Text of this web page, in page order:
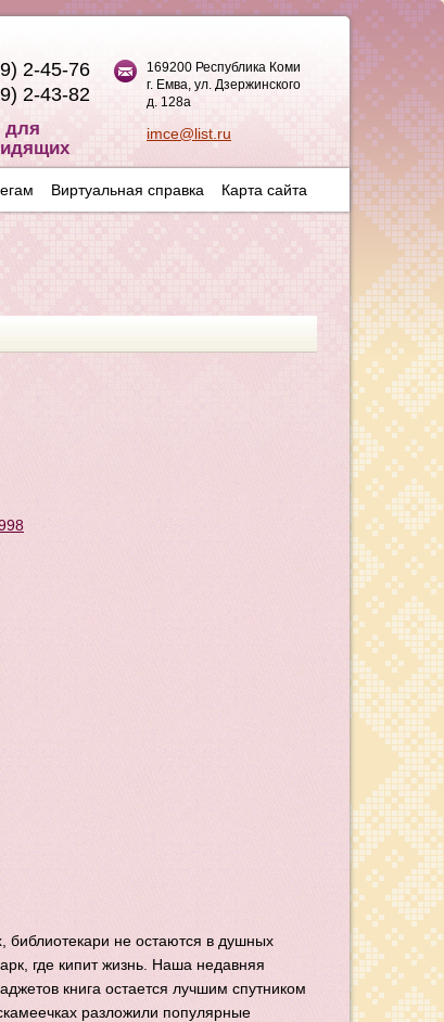
169200 Республика Коми
г. Емва, ул. Дзержинского
д. 128а
imce@list.ru
2-45-76
2-43-82
для
Виртуальная справка Карта сайта
библиотекари не остаются в душных
где кипит жизнь. Наша недавняя
книга остается лучшим спутником
разложили популярные